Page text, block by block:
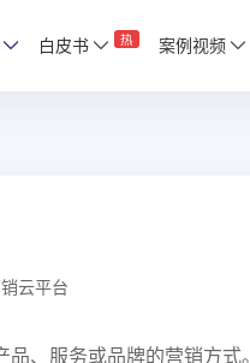
白皮书 热 案例视频
云平台
、服务或品牌的营销方式